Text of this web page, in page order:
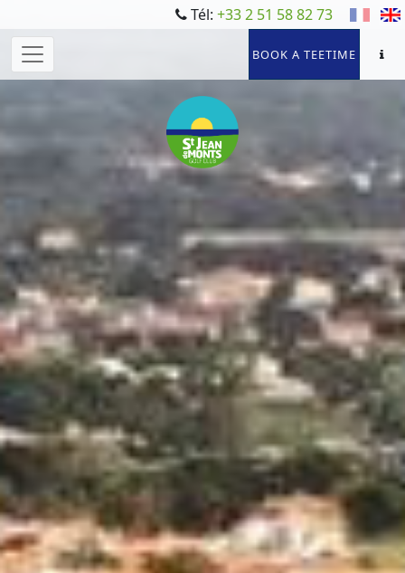
Tél: +33 2 51 58 82 73
BOOK A TEETIME